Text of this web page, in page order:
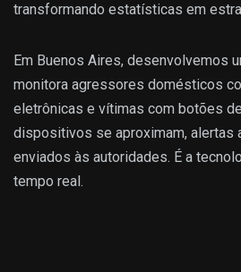
transformando estatísticas em
Em Buenos Aires, desenvolvemos
monitora agressores domésticos
eletrônicas e vítimas com botões
dispositivos se aproximam, alertas
enviados às autoridades. É a
tempo real.